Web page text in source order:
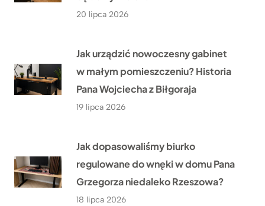
20 lipca 2026
Jak urządzić nowoczesny gabinet
w małym pomieszczeniu? Historia
Pana Wojciecha z Biłgoraja
19 lipca 2026
Jak dopasowaliśmy biurko
regulowane do wnęki w domu Pana
Grzegorza niedaleko Rzeszowa?
18 lipca 2026